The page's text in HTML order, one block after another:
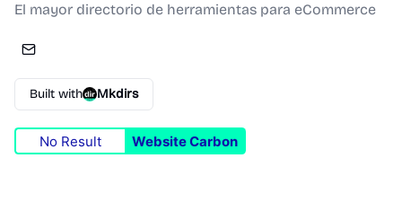
El mayor directorio de herramientas para eCommerce
Built with Mkdirs
No Result Website Carbon